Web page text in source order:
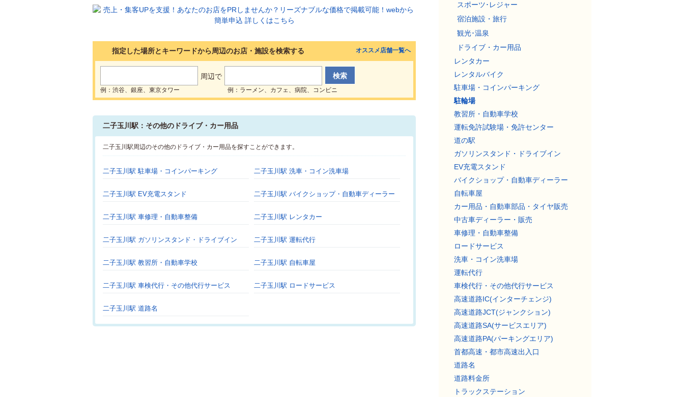
指定した場所とキーワードから周辺のお店・施設を検索する
周辺で
例：渋谷、銀座、東京タワー 例：ラーメン、カフェ、病院、コンビニ
オススメ店舗一覧へ
二子玉川駅：その他のドライブ・カー用品
二子玉川駅周辺のその他のドライブ・カー用品を探すことができます。
二子玉川駅 駐車場・コインパーキング 二子玉川駅 洗車・コイン洗車場
二子玉川駅 EV充電スタンド 二子玉川駅 バイクショップ・自動車ディーラー
二子玉川駅 車修理・自動車整備 二子玉川駅 レンタカー
二子玉川駅 ガソリンスタンド・ドライブイン 二子玉川駅 運転代行
二子玉川駅 教習所・自動車学校 二子玉川駅 自転車屋
二子玉川駅 車検代行・その他代行サービス 二子玉川駅 ロードサービス
二子玉川駅 道路名
スポーツ･レジャー
宿泊施設・旅行
観光･温泉
ドライブ・カー用品
レンタカー
レンタルバイク
駐車場・コインパーキング
駐輪場
教習所・自動車学校
運転免許試験場・免許センター
道の駅
ガソリンスタンド・ドライブイン
EV充電スタンド
バイクショップ・自動車ディーラー
自転車屋
カー用品・自動車部品・タイヤ販売
中古車ディーラー・販売
車修理・自動車整備
ロードサービス
洗車・コイン洗車場
運転代行
車検代行・その他代行サービス
高速道路IC(インターチェンジ)
高速道路JCT(ジャンクション)
高速道路SA(サービスエリア)
高速道路PA(パーキングエリア)
首都高速・都市高速出入口
道路名
道路料金所
トラックステーション